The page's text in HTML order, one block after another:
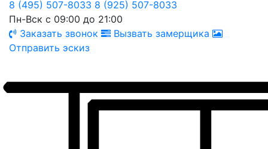
8 (495) 507-8033 8 (925) 507-8033
Пн-Вск с 09:00 до 21:00
Заказать звонок
Вызвать замерщика
Отправить эскиз